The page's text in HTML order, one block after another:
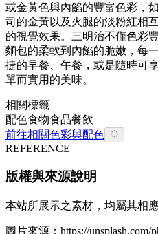
或金黃色與內餡的豐富色彩，
司的金黃以及火腿的淡粉紅相
的視覺效果。三明治不僅色彩
麵包的柔軟到內餡的脆嫩，每
捷的早餐、午餐，或是隨時可
單而實用的美味。
相關標籤
配色食物食品餐飲
前往相關色彩與配色
REFERENCE
版權與來源說明
本站所展示之素材，均屬其相
圖片來源： https://unsplash.com/